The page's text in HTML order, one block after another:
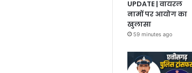
UPDATE | वायरल
नामों पर आयोग का
खुलासा
59 minutes ago